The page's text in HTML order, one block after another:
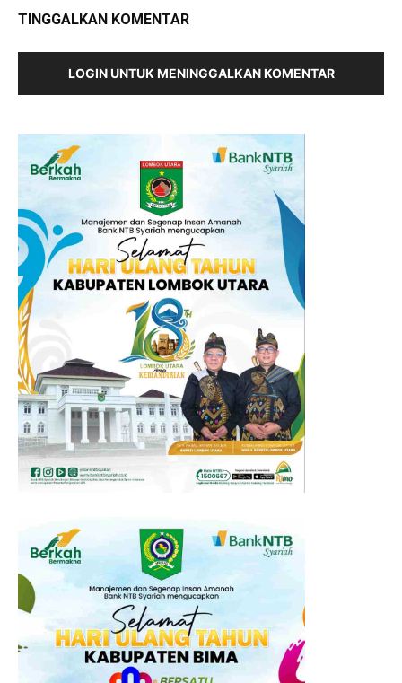
TINGGALKAN KOMENTAR
LOGIN UNTUK MENINGGALKAN KOMENTAR